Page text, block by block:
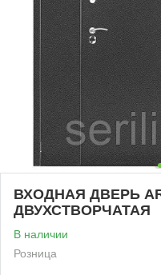
ВХОДНАЯ ДВЕРЬ
ДВУХСТВОРЧАТАЯ
В наличии
Розница